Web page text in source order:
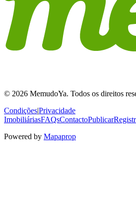
© 2026 MemudoYa. Todos os direitos
Condições|Privacidade
ImobiliáriasFAQsContactoPublicar
Powered by Mapaprop